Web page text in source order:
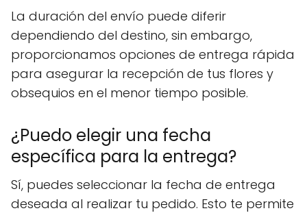
La duración del envío puede diferir
dependiendo del destino, sin embargo,
proporcionamos opciones de entrega rápida
para asegurar la recepción de tus flores y
obsequios en el menor tiempo posible.
¿Puedo elegir una fecha
específica para la entrega?
Sí, puedes seleccionar la fecha de entrega
deseada al realizar tu pedido. Esto te permite